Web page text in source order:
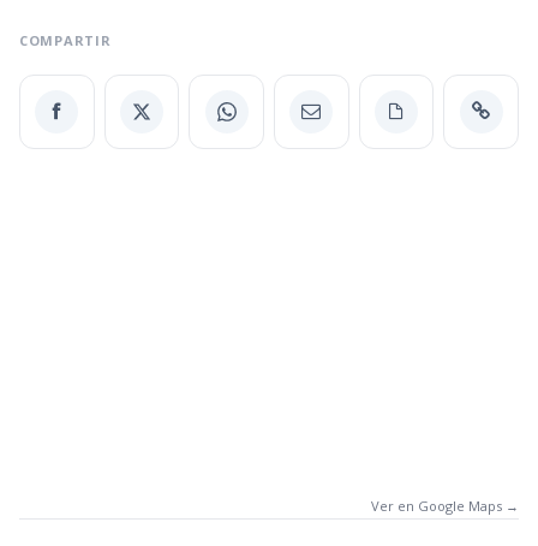
COMPARTIR
Ver en Google Maps →